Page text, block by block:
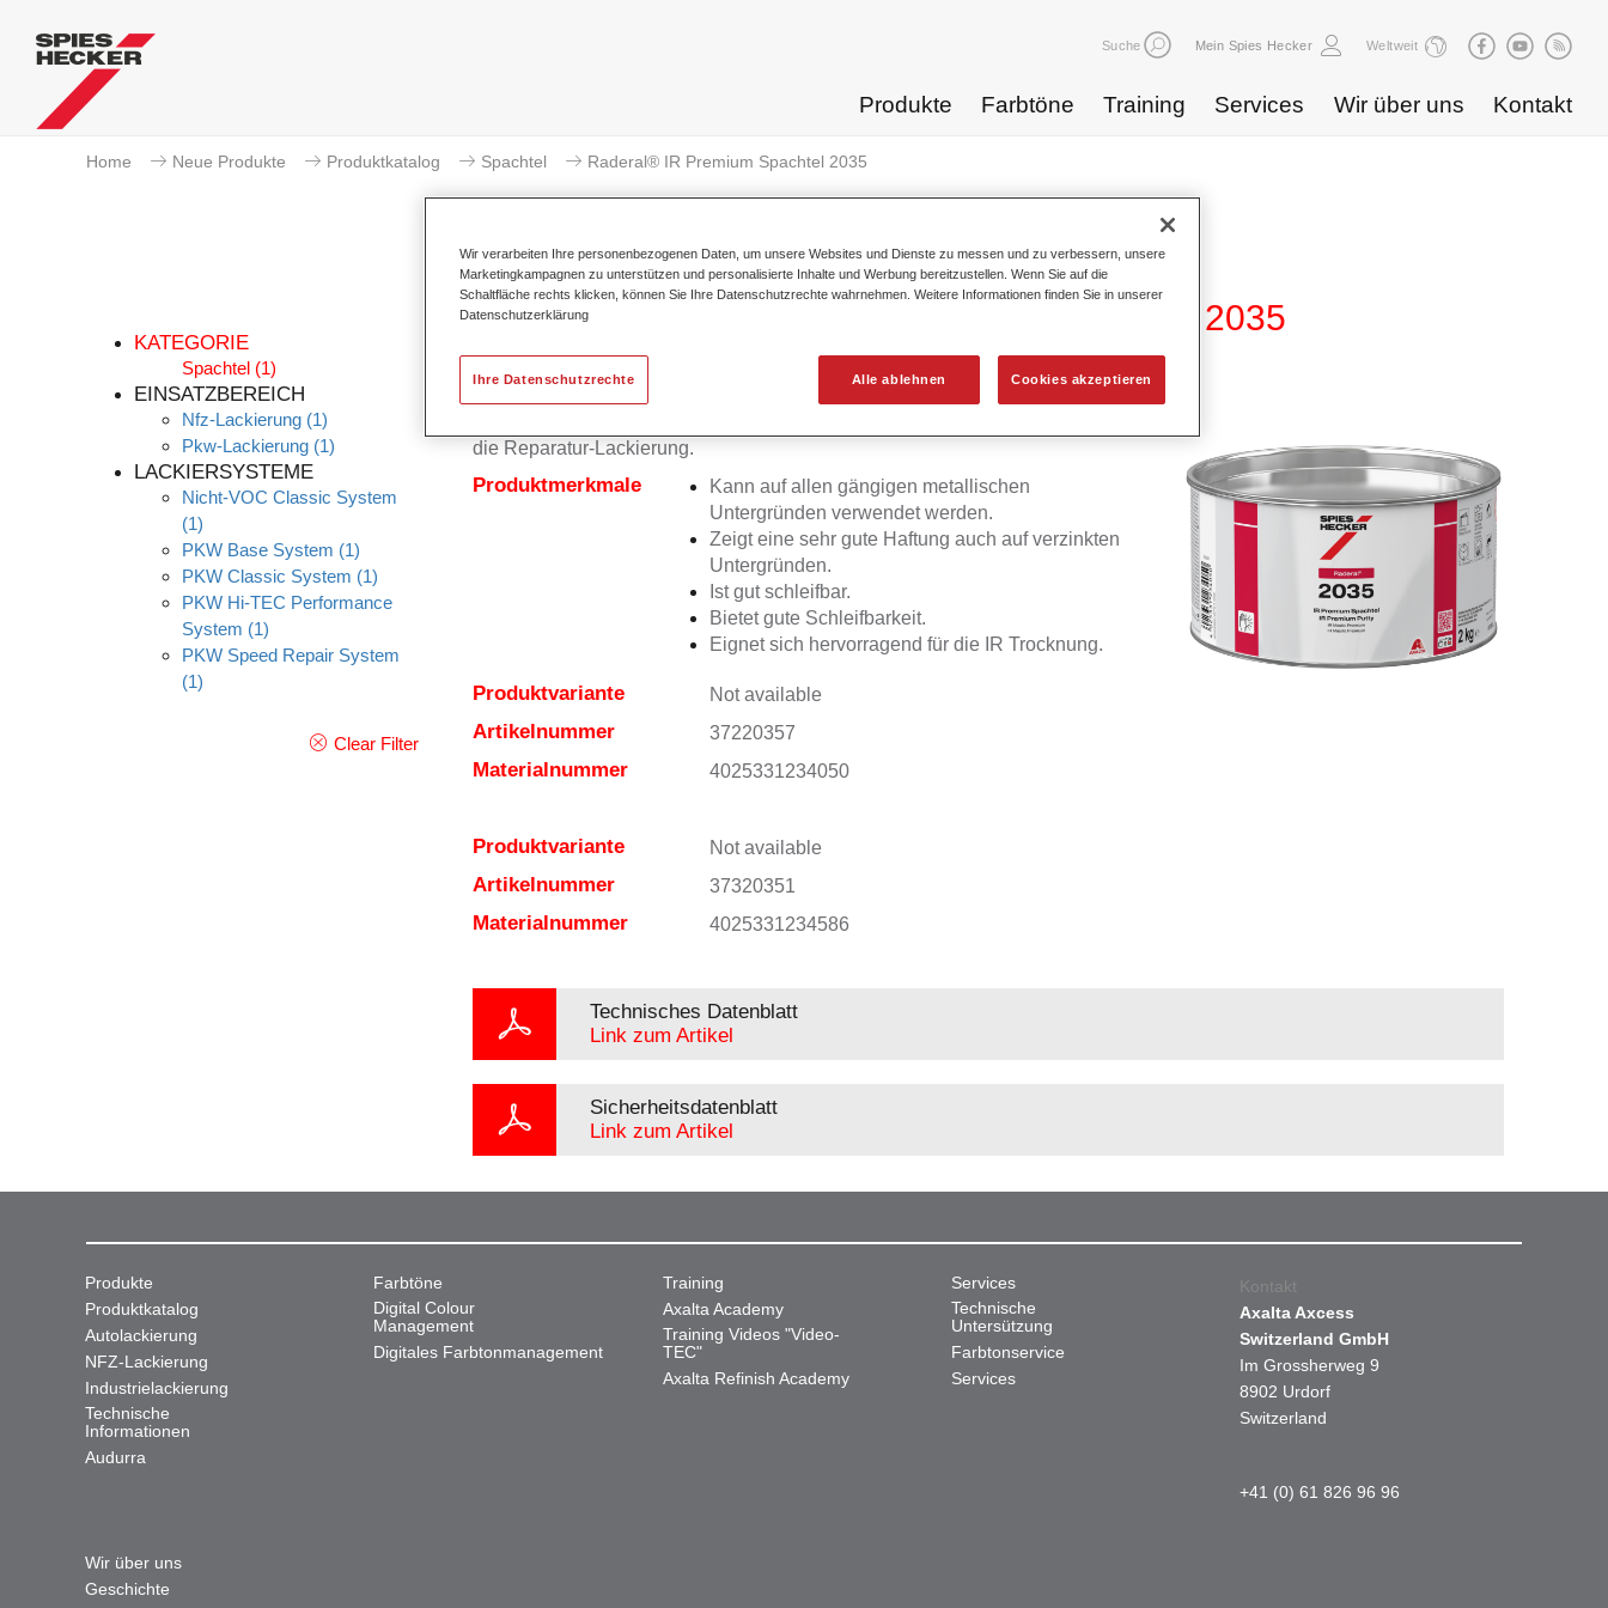
Suche Mein Spies Hecker Weltweit
Produkte Farbtöne Training Services Wir über uns Kontakt
Home Neue Produkte Produktkatalog Spachtel Raderal® IR Premium Spachtel 2035
KATEGORIE
Spachtel (1)
EINSATZBEREICH
Nfz-Lackierung (1)
Pkw-Lackierung (1)
LACKIERSYSTEME
Nicht-VOC Classic System
(1)
PKW Base System (1)
PKW Classic System (1)
PKW Hi-TEC Performance
System (1)
PKW Speed Repair System
(1)
Clear Filter
Raderal® IR Premium Spachtel 2035
die Reparatur-Lackierung.
Produktmerkmale
Kann auf allen gängigen metallischen
Untergründen verwendet werden.
Zeigt eine sehr gute Haftung auch auf verzinkten
Untergründen.
Ist gut schleifbar.
Bietet gute Schleifbarkeit.
Eignet sich hervorragend für die IR Trocknung.
Produktvariante Not available
Artikelnummer 37220357
Materialnummer 4025331234050
Produktvariante Not available
Artikelnummer 37320351
Materialnummer 4025331234586
Technisches Datenblatt
Link zum Artikel
Sicherheitsdatenblatt
Link zum Artikel
Produkte
Produktkatalog
Autolackierung
NFZ-Lackierung
Industrielackierung
Technische
Informationen
Audurra
Farbtöne
Digital Colour
Management
Digitales Farbtonmanagement
Training
Axalta Academy
Training Videos "Video-
TEC"
Axalta Refinish Academy
Services
Technische
Untersützung
Farbtonservice
Services
Wir über uns
Geschichte
Kontakt
Axalta Axcess
Switzerland GmbH
Im Grossherweg 9
8902 Urdorf
Switzerland
+41 (0) 61 826 96 96
Wir verarbeiten Ihre personenbezogenen Daten, um unsere Websites und Dienste zu messen und zu verbessern, unsere
Marketingkampagnen zu unterstützen und personalisierte Inhalte und Werbung bereitzustellen. Wenn Sie auf die
Schaltfläche rechts klicken, können Sie Ihre Datenschutzrechte wahrnehmen. Weitere Informationen finden Sie in unserer
Datenschutzerklärung
Alle ablehnen Cookies akzeptieren
Ihre Datenschutzrechte